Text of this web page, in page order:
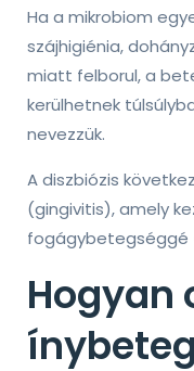
Ha a mikrobiom
szájhigiénia,
miatt felborul, a
kerülhetnek
nevezzük.
A diszbiózis
(gingivitis), amely
fogágybetegséggé
Hogyan